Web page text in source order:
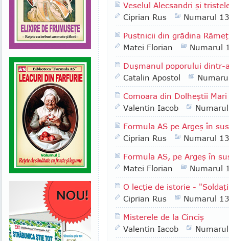
Veselul Alecsandri şi
Ciprian Rus
Numarul
Pustnicii din grădina
Matei Florian
Numarul
Duşmanul poporului dintr-
Catalin Apostol
Comoara din Dolheştii
Valentin Iacob
Formula AS pe Argeş în
Ciprian Rus
Numarul
Formula AS, pe Argeş în
Matei Florian
Numarul
O lecţie de istorie -
Ciprian Rus
Numarul
Misterele de la Cinciş
Valentin Iacob